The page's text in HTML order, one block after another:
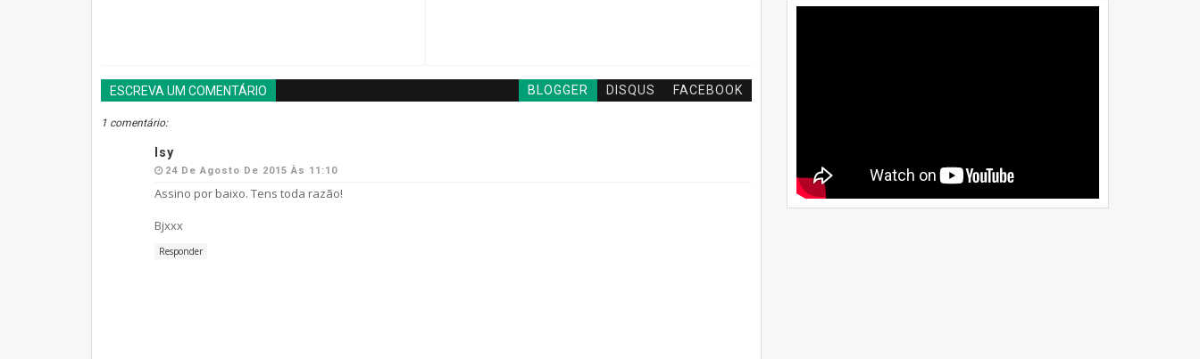
ESCREVA UM COMENTÁRIO BLOGGER DISQUS FACEBOOK
1 comentário:
Isy
24 De Agosto De 2015 Às 11:10
Assino por baixo. Tens toda razão!
Bjxxx
Responder